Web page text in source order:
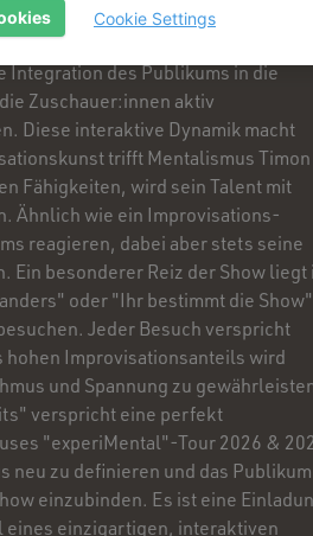
zu verwischen. Was
einfach: Jeder Abend ist ein
Integration des Publikums in die
Zuschauer:innen aktiv
Diese interaktive Dynamik macht
trifft Mentalismus Timon
Fähigkeiten, wird sein Talent mit
Ähnlich wie ein Improvisations-
reagieren, dabei aber stets seine
besonderer Reiz der Show liegt
oder "Ihr bestimmt die Show"
Jeder Besuch verspricht
hohen Improvisationsanteils wird
und Spannung zu
verspricht eine perfekt
"experiMental"-Tour 2026 &
neu zu definieren und das Publikum
einzubinden. Es ist eine
eines einzigartigen, interaktiven
Cookie Settings